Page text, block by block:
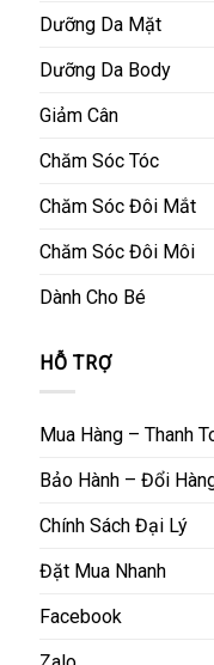
Dưỡng Da Mặt
Dưỡng Da Body
Giảm Cân
Chăm Sóc Tóc
Chăm Sóc Đôi Mắt
Chăm Sóc Đôi Môi
Dành Cho Bé
HỖ TRỢ
Mua Hàng – Thanh
Bảo Hành – Đổi
Chính Sách Đại Lý
Đặt Mua Nhanh
Facebook